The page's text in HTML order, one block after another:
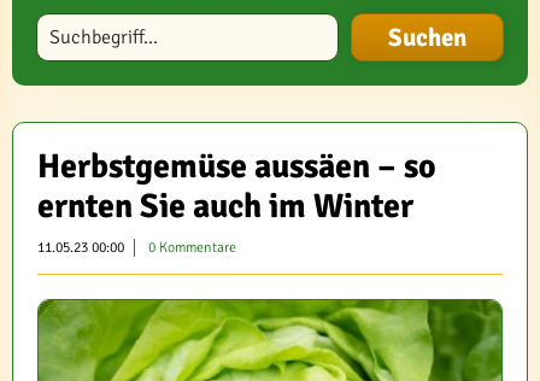
Blog durchsuchen
Herbstgemüse aussäen – so
ernten Sie auch im Winter
11.05.23 00:00 0 Kommentare